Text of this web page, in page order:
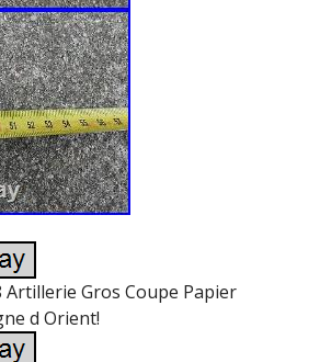
Artillerie Gros Coupe Papier
d Orient!